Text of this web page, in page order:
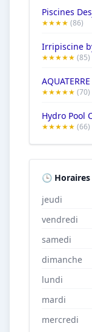
Piscines
★★★★ (86)
★★★★★ (85)
★★★★★ (70)
★★★★★ (66)
🕒
jeudi
vendredi
samedi
dimanche
lundi
mardi
mercredi